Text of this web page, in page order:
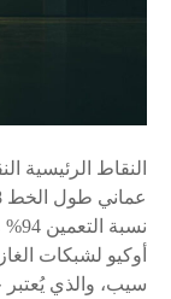
أوكيو لشبكات
سيب، والذي يُعتبر